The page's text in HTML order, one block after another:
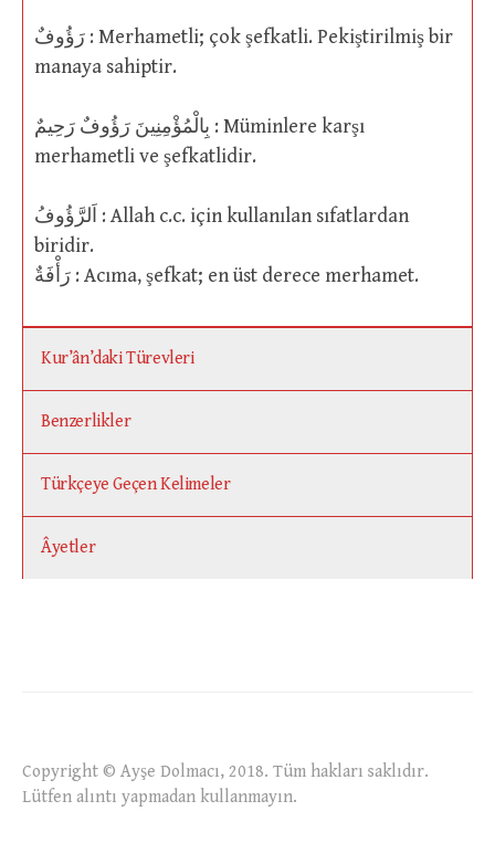
رَؤُوفٌ : Merhametli; çok şefkatli. Pekiştirilmiş bir
manaya sahiptir.
بِالْمُؤْمِنِينَ رَؤُوفٌ رَحِيمٌ : Müminlere karşı
merhametli ve şefkatlidir.
اَلرَّؤُوفُ : Allah c.c. için kullanılan sıfatlardan
biridir.
رَأْفَةٌ : Acıma, şefkat; en üst derece merhamet.
Kur’ân’daki Türevleri
Benzerlikler
Türkçeye Geçen Kelimeler
Âyetler
Copyright © Ayşe Dolmacı, 2018. Tüm hakları saklıdır.
Lütfen alıntı yapmadan kullanmayın.